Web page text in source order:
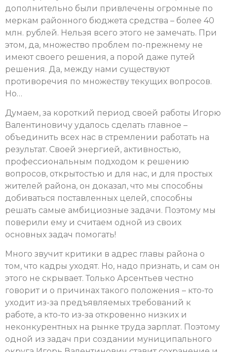
дополнительно были привлечены огромные по
меркам районного бюджета средства – более 40
млн. рублей. Нельзя всего этого не замечать. При
этом, да, множество проблем по-прежнему не
имеют своего решения, а порой даже путей
решения. Да, между нами существуют
противоречия по множеству текущих вопросов.
Но…
Думаем, за короткий период своей работы Игорю
Валентиновичу удалось сделать главное –
объединить всех нас в стремлении работать на
результат. Своей энергией, активностью,
профессиональным подходом к решению
вопросов, открытостью и для нас, и для простых
жителей района, он доказал, что мы способны
добиваться поставленных целей, способны
решать самые амбициозные задачи. Поэтому мы
поверили ему и считаем одной из своих
основных задач помогать!
Много звучит критики в адрес главы района о
том, что кадры уходят. Но, надо признать, и сам он
этого не скрывает. Только Арсентьев честно
говорит и о причинах такого положения – кто-то
уходит из-за предъявляемых требований к
работе, а кто-то из-за откровенно низких и
неконкурентных на рынке труда зарплат. Поэтому
одной из задач при создании муниципального